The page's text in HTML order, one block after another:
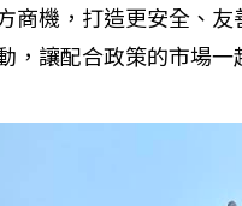
機，打造更安全、
讓配合政策的市場一